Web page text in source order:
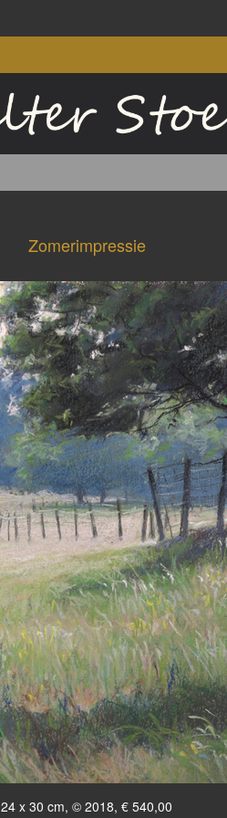
Zomerimpressie
24 x 30 cm, © 2018, € 540,00